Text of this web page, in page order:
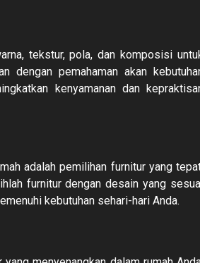
tekstur, pola, dan komposisi
dengan pemahaman akan
kenyamanan dan
adalah pemilihan furnitur yang
furnitur dengan desain yang
kebutuhan sehari-hari Anda.